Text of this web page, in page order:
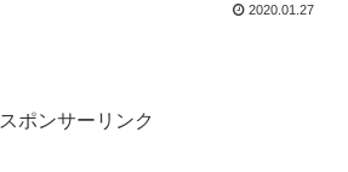
2020.01.27
スポンサーリンク